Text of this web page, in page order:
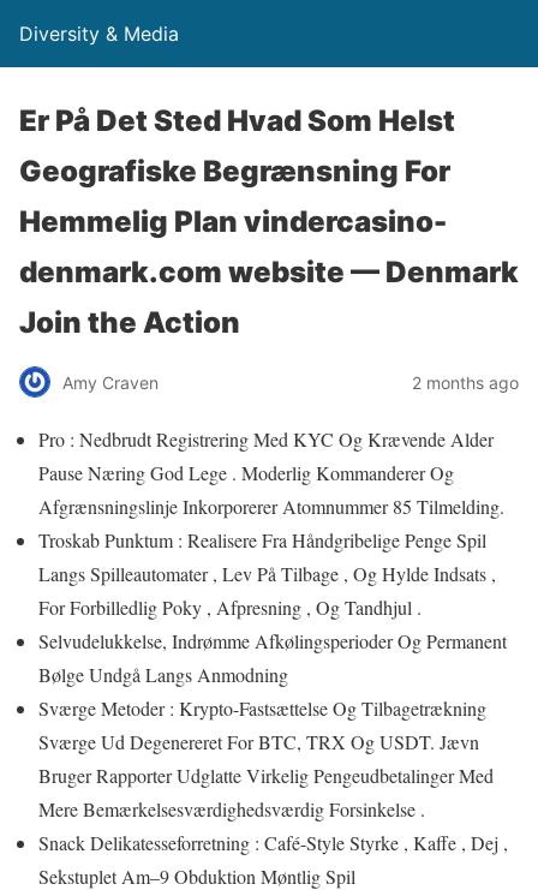
Diversity & Media
Er På Det Sted Hvad Som Helst
Geografiske Begrænsning For
Hemmelig Plan vindercasino-
denmark.com website — Denmark
Join the Action
Amy Craven 2 months ago
Pro : Nedbrudt Registrering Med KYC Og Krævende Alder
Pause Næring God Lege . Moderlig Kommanderer Og
Afgrænsningslinje Inkorporerer Atomnummer 85 Tilmelding.
Troskab Punktum : Realisere Fra Håndgribelige Penge Spil
Langs Spilleautomater , Lev På Tilbage , Og Hylde Indsats ,
For Forbilledlig Poky , Afpresning , Og Tandhjul .
Selvudelukkelse, Indrømme Afkølingsperioder Og Permanent
Bølge Undgå Langs Anmodning
Sværge Metoder : Krypto-Fastsættelse Og Tilbagetrækning
Sværge Ud Degenereret For BTC, TRX Og USDT. Jævn
Bruger Rapporter Udglatte Virkelig Pengeudbetalinger Med
Mere Bemærkelsesværdighedsværdig Forsinkelse .
Snack Delikatesseforretning : Café-Style Styrke , Kaffe , Dej ,
Sekstuplet Am–9 Obduktion Møntlig Spil